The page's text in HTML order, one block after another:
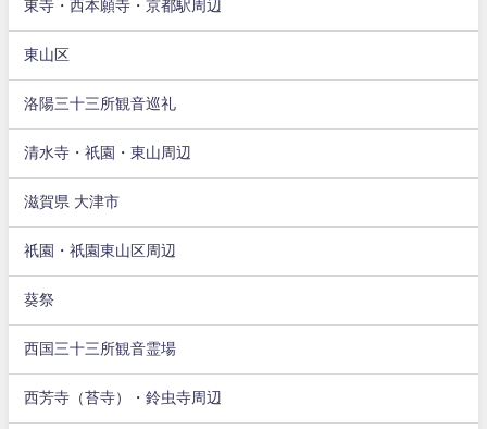
東寺・西本願寺・京都駅周辺
東山区
洛陽三十三所観音巡礼
清水寺・祇園・東山周辺
滋賀県 大津市
祇園・祇園東山区周辺
葵祭
西国三十三所観音霊場
西芳寺（苔寺）・鈴虫寺周辺